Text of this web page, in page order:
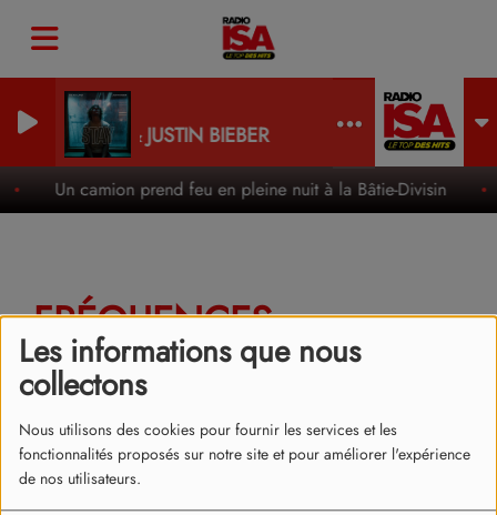
Les informations que nous
collectons
Nous utilisons des cookies pour fournir les services et les
fonctionnalités proposés sur notre site et pour améliorer l'expérience
de nos utilisateurs.
KID LAROI & JUSTIN BIEBER
Un camion prend feu en pleine nuit à la Bâtie-Divisin
FRÉQUENCES
Retrouvez les fréquences de Radio ISA enIsèreet enHaute